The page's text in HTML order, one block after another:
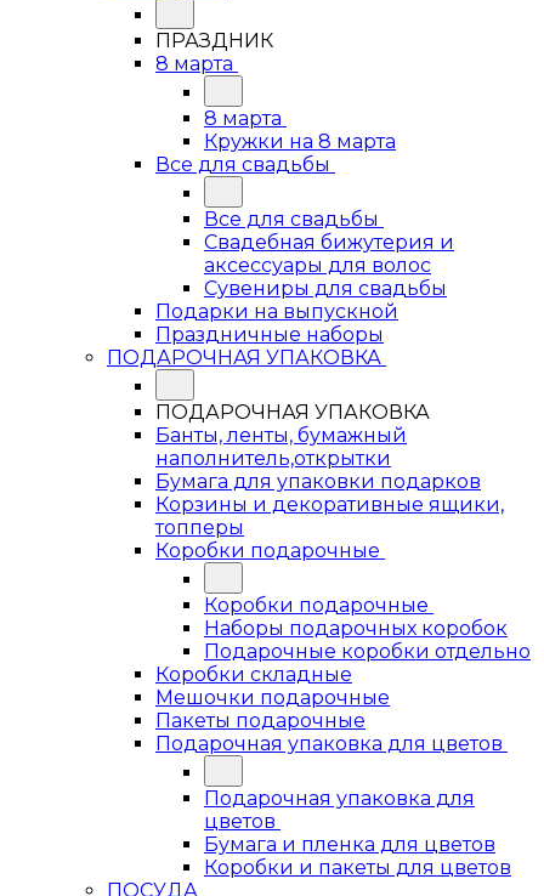
ПРАЗДНИК
8 марта
8 марта
Кружки на 8 марта
Все для свадьбы
Все для свадьбы
Свадебная бижутерия и
аксессуары для волос
Сувениры для свадьбы
Подарки на выпускной
Праздничные наборы
ПОДАРОЧНАЯ УПАКОВКА
ПОДАРОЧНАЯ УПАКОВКА
Банты, ленты, бумажный
наполнитель,открытки
Бумага для упаковки подарков
Корзины и декоративные ящики,
топперы
Коробки подарочные
Коробки подарочные
Наборы подарочных коробок
Подарочные коробки отдельно
Коробки складные
Мешочки подарочные
Пакеты подарочные
Подарочная упаковка для цветов
Подарочная упаковка для
цветов
Бумага и пленка для цветов
Коробки и пакеты для цветов
ПОСУДА